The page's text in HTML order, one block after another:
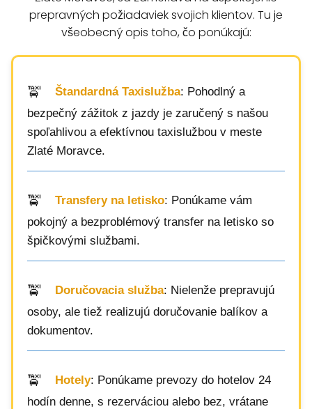
prepravných požiadaviek svojich klientov. Tu je
všeobecný opis toho, čo ponúkajú:
Štandardná Taxislužba: Pohodlný a
bezpečný zážitok z jazdy je zaručený s našou
spoľahlivou a efektívnou taxislužbou v meste
Zlaté Moravce.
Transfery na letisko: Ponúkame vám
pokojný a bezproblémový transfer na letisko so
špičkovými službami.
Doručovacia služba: Nielenže prepravujú
osoby, ale tiež realizujú doručovanie balíkov a
dokumentov.
Hotely: Ponúkame prevozy do hotelov 24
hodín denne, s rezerváciou alebo bez, vrátane